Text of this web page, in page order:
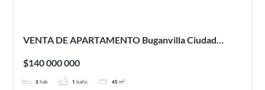
VENTA DE APARTAMENTO Buganvilla Ciudad
$140 000 000
3 hab 1 baño 45 m²